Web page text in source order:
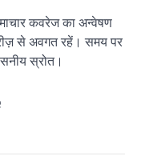
कवरेज का अन्वेषण
से अवगत रहें। समय पर
स्रोत।